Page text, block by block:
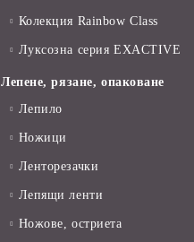
Колекция Rainbow Class
Луксозна серия EXACTIVE
Лепене, рязане, опаковане
Лепило
Ножици
Ленторезачки
Лепящи ленти
Ножове, остриета